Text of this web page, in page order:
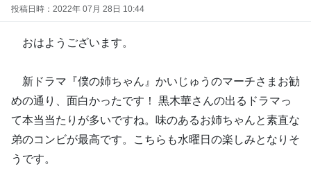
投稿日時：2022年 07月 28日 10:44
おはようございます。
新ドラマ『僕の姉ちゃん』かいじゅうのマーチさまお勧
めの通り、面白かったです！ 黒木華さんの出るドラマっ
て本当当たりが多いですね。味のあるお姉ちゃんと素直な
弟のコンビが最高です。こちらも水曜日の楽しみとなりそ
うです。